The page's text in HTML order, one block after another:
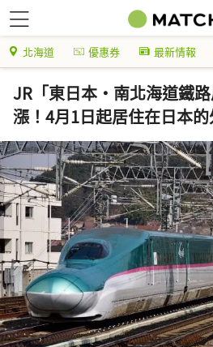
北海道 優惠券 最新情報
JR「東日本・南北海道鐵
漲！4月1日起居住在日本的